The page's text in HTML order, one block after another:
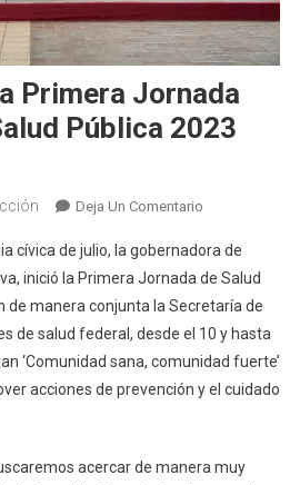
Primera Jornada
Pública 2023
Deja Un ComentarioEn
Inicia
La
Primera
Jornada
Nacional
De
2023
cívica de julio, la gobernadora de
inició la Primera Jornada de Salud
de manera conjunta la Secretaría de
de salud federal, desde el 10 y hasta
‘Comunidad sana, comunidad fuerte’
acciones de prevención y el cuidado
acercar de manera muy